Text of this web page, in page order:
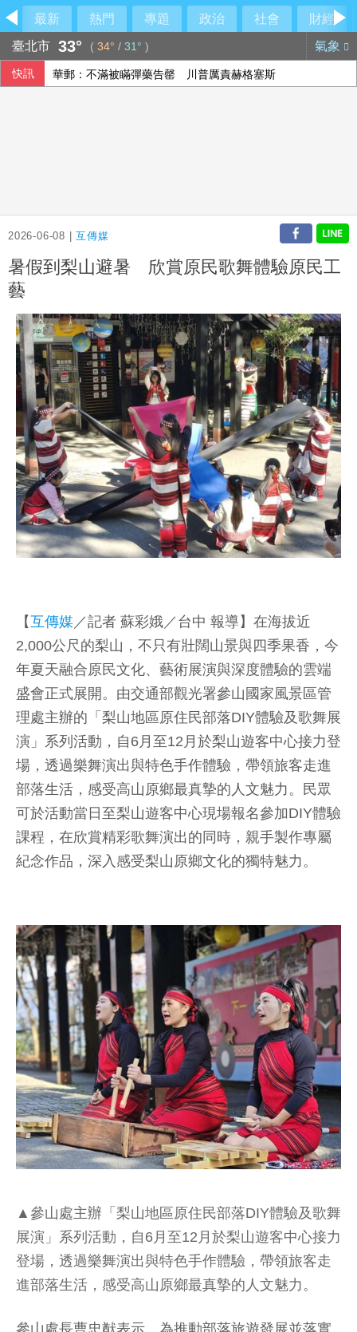
最新 熱門 專題 政治 社會
財經
臺北市 33° ( 34° / 31° ) 氣象
快訊 華郵：不滿被瞞彈藥告罄 川普厲責赫格塞斯
2026-06-08 |互傳媒
暑假到梨山避暑 欣賞原民歌舞體驗原民工
藝
【互傳媒 ／記者 蘇彩娥／台中 報導】在海拔近
2,000公尺的梨山，不只有壯闊山景與四季果香，今
年夏天融合原民文化、藝術展演與深度體驗的雲端
盛會正式展開。由交通部觀光署參山國家風景區管
理處主辦的「梨山地區原住民部落DIY體驗及歌舞展
演」系列活動，自6月至12月於梨山遊客中心接力登
場，透過樂舞演出與特色手作體驗，帶領旅客走進
部落生活，感受高山原鄉最真摯的人文魅力。民眾
可於活動當日至梨山遊客中心現場報名參加DIY體驗
課程，在欣賞精彩歌舞演出的同時，親手製作專屬
紀念作品，深入感受梨山原鄉文化的獨特魅力。
▲參山處主辦「梨山地區原住民部落DIY體驗及歌舞
展演」系列活動，自6月至12月於梨山遊客中心接力
登場，透過樂舞演出與特色手作體驗，帶領旅客走
進部落生活，感受高山原鄉最真摯的人文魅力。
參山處長曹忠猷表示，為推動部落旅遊發展並落實